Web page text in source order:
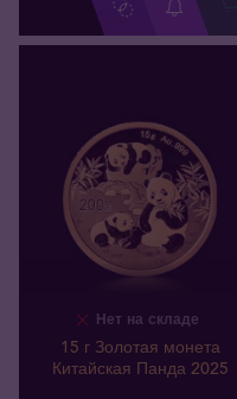
Нет на складе
15 г Золотая монета
Китайская Панда 2025